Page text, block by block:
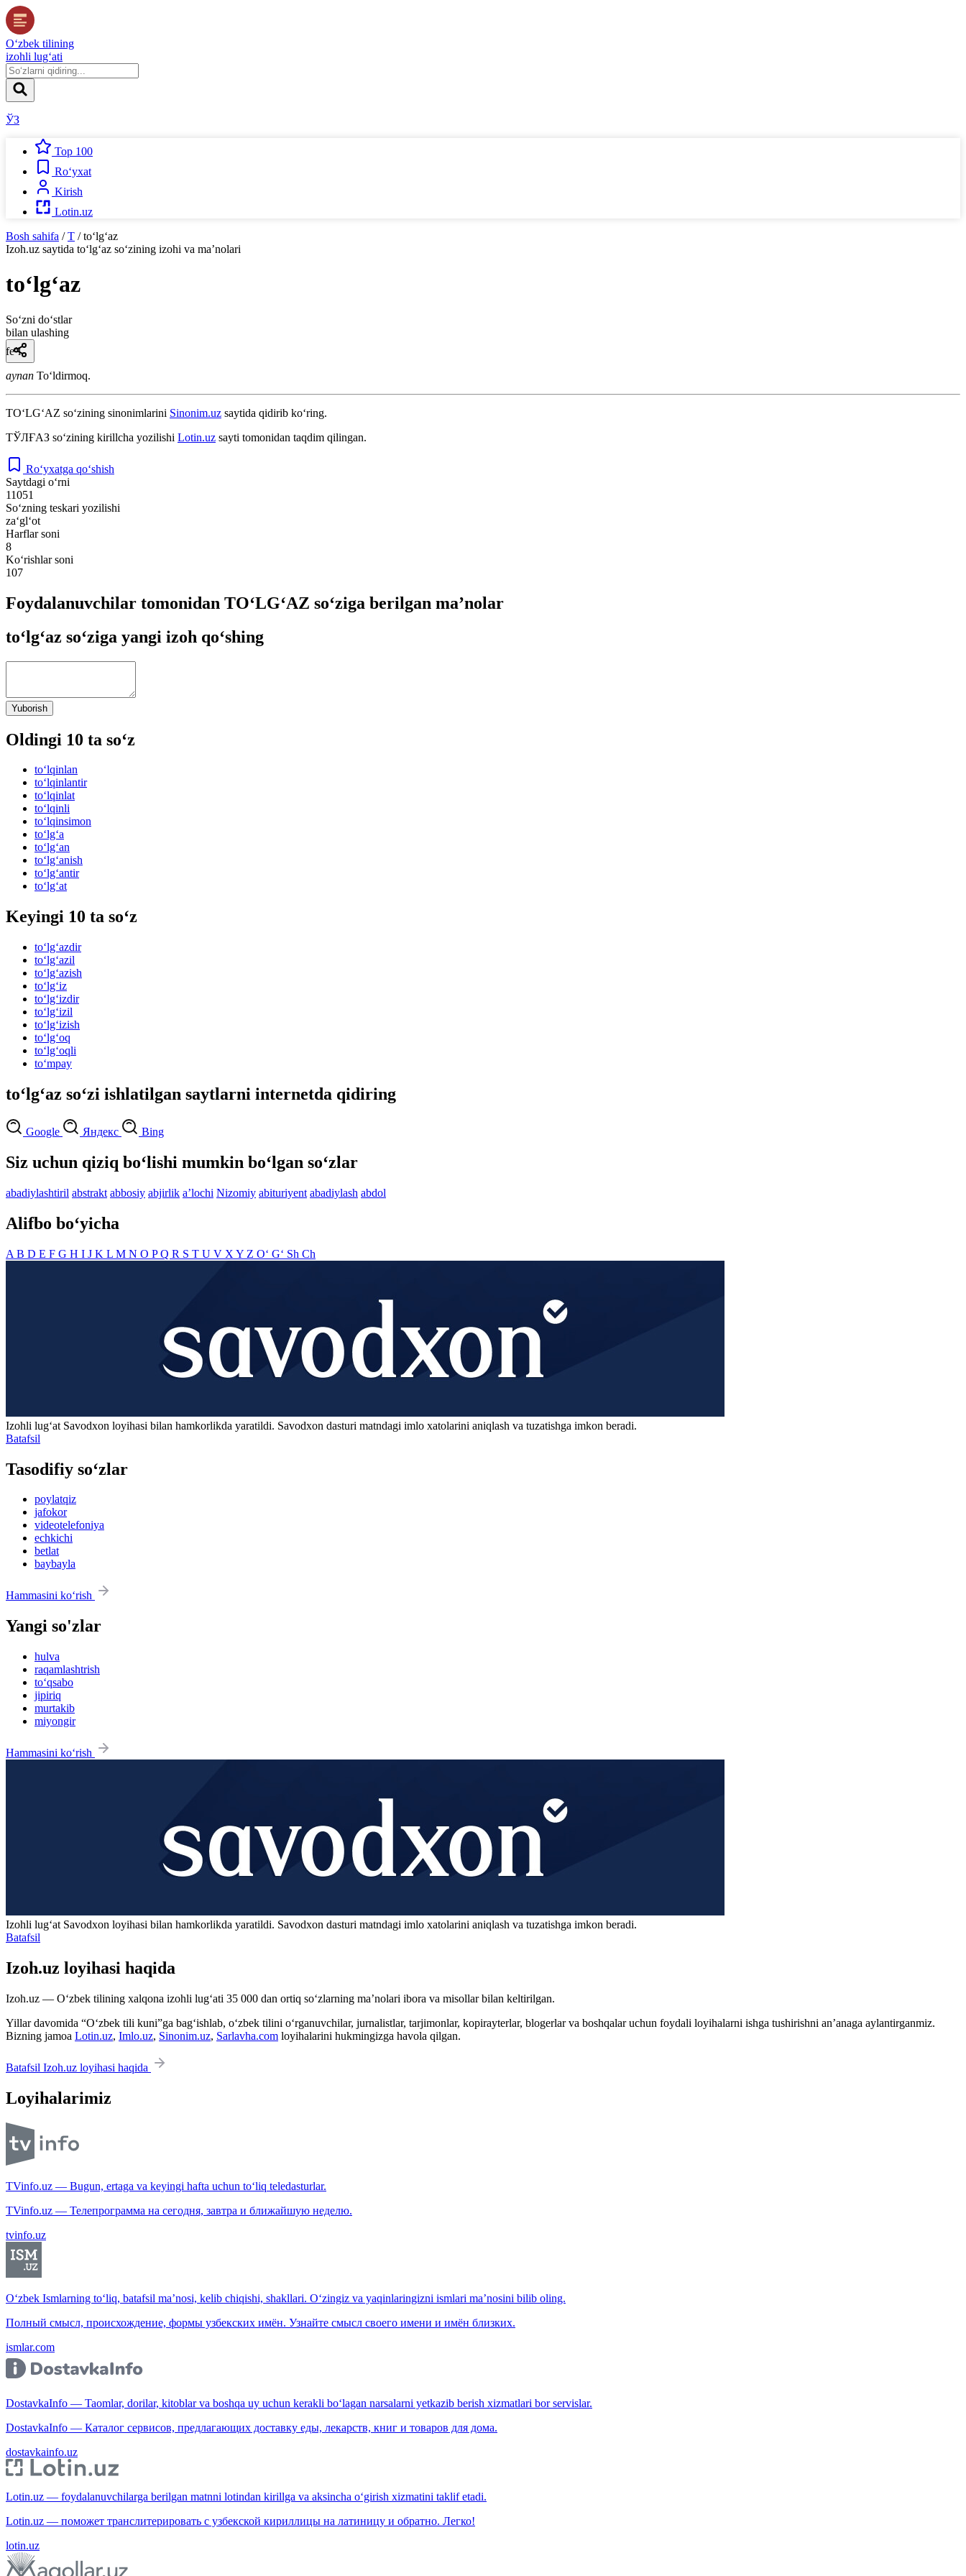
O‘zbek tilining
izohli lug‘ati
ЎЗ
Top 100
Ro‘yxat
Kirish
Lotin.uz
Bosh sahifa / T / to‘lg‘az
Izoh.uz saytida to‘lg‘az so‘zining izohi va ma’nolari
to‘lg‘az
So‘zni do‘stlar
bilan ulashing
fe’l
aynan Toʻldirmoq.
TO‘LG‘AZ so‘zining sinonimlarini Sinonim.uz saytida qidirib ko‘ring.
ТЎЛҒАЗ so‘zining kirillcha yozilishi Lotin.uz sayti tomonidan taqdim qilingan.
Ro‘yxatga qo‘shish
Saytdagi o‘rni
11051
So‘zning teskari yozilishi
za‘gl‘ot
Harflar soni
8
Ko‘rishlar soni
107
Foydalanuvchilar tomonidan TO‘LG‘AZ so‘ziga berilgan ma’nolar
to‘lg‘az so‘ziga yangi izoh qo‘shing
Yuborish
Oldingi 10 ta so‘z
to‘lqinlan
to‘lqinlantir
to‘lqinlat
to‘lqinli
to‘lqinsimon
to‘lg‘a
to‘lg‘an
to‘lg‘anish
to‘lg‘antir
to‘lg‘at
Keyingi 10 ta so‘z
to‘lg‘azdir
to‘lg‘azil
to‘lg‘azish
to‘lg‘iz
to‘lg‘izdir
to‘lg‘izil
to‘lg‘izish
to‘lg‘oq
to‘lg‘oqli
to‘mpay
to‘lg‘az so‘zi ishlatilgan saytlarni internetda qidiring
Google Яндекс Bing
Siz uchun qiziq bo‘lishi mumkin bo‘lgan so‘zlar
abadiylashtiril abstrakt abbosiy abjirlik aʼlochi Nizomiy abituriyent abadiylash abdol
Alifbo bo‘yicha
A B D E F G H I J K L M N O PQ R S T U V X Y Z O‘ G‘ Sh Ch
Izohli lugʻat Savodxon loyihasi bilan hamkorlikda yaratildi. Savodxon dasturi matndagi imlo xatolarini aniqlash va tuzatishga imkon beradi.
Batafsil
Tasodifiy so‘zlar
poylatqiz
jafokor
videotelefoniya
echkichi
betlat
baybayla
Hammasini ko‘rish
Yangi so'zlar
hulva
raqamlashtrish
to‘qsabo
jipiriq
murtakib
miyongir
Hammasini ko‘rish
Izohli lugʻat Savodxon loyihasi bilan hamkorlikda yaratildi. Savodxon dasturi matndagi imlo xatolarini aniqlash va tuzatishga imkon beradi.
Batafsil
Izoh.uz loyihasi haqida
Izoh.uz — O‘zbek tilining xalqona izohli lug‘ati 35 000 dan ortiq so‘zlarning ma’nolari ibora va misollar bilan keltirilgan.
Yillar davomida “O‘zbek tili kuni”ga bag‘ishlab, o‘zbek tilini o‘rganuvchilar, jurnalistlar, tarjimonlar, kopirayterlar, blogerlar va boshqalar uchun foydali loyihalarni ishga tushirishni an’anaga aylantirganmiz.
Bizning jamoa Lotin.uz, Imlo.uz, Sinonim.uz, Sarlavha.com loyihalarini hukmingizga havola qilgan.
Batafsil Izoh.uz loyihasi haqida
Loyihalarimiz
TVinfo.uz — Bugun, ertaga va keyingi hafta uchun to‘liq teledasturlar.
TVinfo.uz — Телепрограмма на сегодня, завтра и ближайшую неделю.
tvinfo.uz
O‘zbek Ismlarning to‘liq, batafsil ma’nosi, kelib chiqishi, shakllari. O‘zingiz va yaqinlaringizni ismlari ma’nosini bilib oling.
Полный смысл, происхождение, формы узбекских имён. Узнайте смысл своего имени и имён близких.
ismlar.com
DostavkaInfo — Taomlar, dorilar, kitoblar va boshqa uy uchun kerakli bo‘lagan narsalarni yetkazib berish xizmatlari bor servislar.
DostavkaInfo — Каталог сервисов, предлагающих доставку еды, лекарств, книг и товаров для дома.
dostavkainfo.uz
Lotin.uz — foydalanuvchilarga berilgan matnni lotindan kirillga va aksincha o‘girish xizmatini taklif etadi.
Lotin.uz — поможет транслитерировать с узбекской кириллицы на латиницу и обратно. Легко!
lotin.uz